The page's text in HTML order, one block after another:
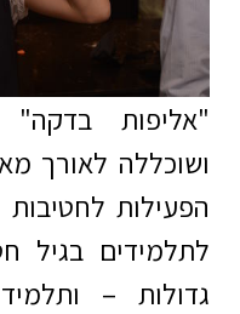
"אליפות
ושוכללה לאורך
הפעילות
לתלמידים בגיל
גדולות –